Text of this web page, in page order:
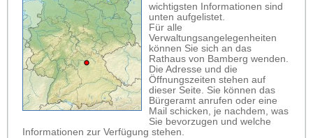
wichtigsten Informationen sind
unten aufgelistet.
Für alle
Verwaltungsangelegenheiten
können Sie sich an das
Rathaus von Bamberg wenden.
Die Adresse und die
Öffnungszeiten stehen auf
dieser Seite. Sie können das
Bürgeramt anrufen oder eine
Mail schicken, je nachdem, was
Sie bevorzugen und welche
Informationen zur Verfügung stehen.